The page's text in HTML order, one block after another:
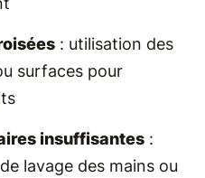
: utilisation des
surfaces pour
insuffisantes :
lavage des mains ou